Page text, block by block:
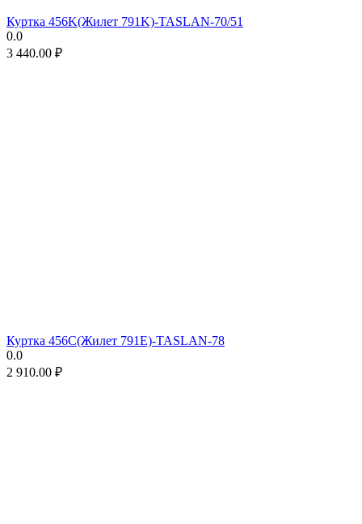
Куртка 456K(Жилет 791K)-TASLAN-70/51
0.0
3 440.00 ₽
Куртка 456C(Жилет 791E)-TASLAN-78
0.0
2 910.00 ₽